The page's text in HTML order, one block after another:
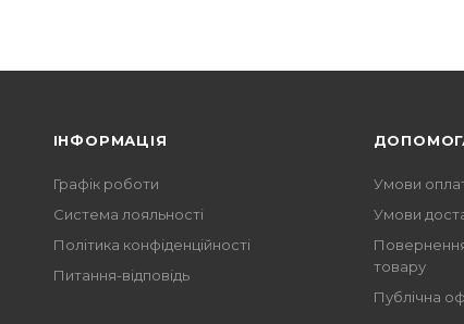
ІНФОРМАЦІЯ
Графік роботи
Система лояльності
Політика конфіденційності
Питання-відповідь
Умови
Умови
товару
Публічна